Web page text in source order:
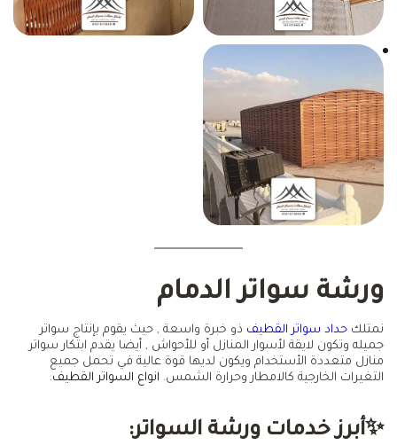
ورشة سواتر الدمام
نمتلك حداد سواتر القطيف ذو خبرة واسعة , حيث يقوم بإنتاج سواتر
جميله وتكون لايقة لأسوار المنازل أو للأحواش , أيضا يقدم ابتكار سواتر
منازل متعددة الأستخدام ويكون لديها قوة عالية في تحمل جميع
التغيرات الخارجية كالامطار وحرارة الشمس. انواع السواتر القطيف.
✨أبرز خدمات ورشة السواتر: